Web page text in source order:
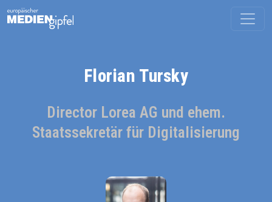
Florian Tursky
Director Lorea AG und ehem.
Staatssekretär für Digitalisierung